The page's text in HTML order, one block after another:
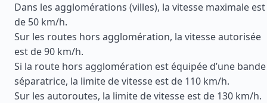
Dans les agglomérations (villes), la vitesse maximale est
de 50 km/h.
Sur les routes hors agglomération, la vitesse autorisée
est de 90 km/h.
Si la route hors agglomération est équipée d’une bande
séparatrice, la limite de vitesse est de 110 km/h.
Sur les autoroutes, la limite de vitesse est de 130 km/h.